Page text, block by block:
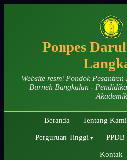
Ponpes
Website resmi Pondok
Burneh Bangkalan -
Akademik
Beranda Tentang Kami
Perguruan Tinggi
PPDB
Kontak